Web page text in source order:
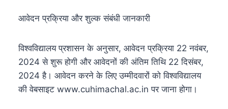
आवेदन प्रक्रिया और शुल्क संबंधी जानकारी
विश्वविद्यालय प्रशासन के अनुसार, आवेदन प्रक्रिया 22 नवंबर,
2024 से शुरू होगी और आवेदनों की अंतिम तिथि 22 दिसंबर,
2024 है। आवेदन करने के लिए उम्मीदवारों को विश्वविद्यालय
की वेबसाइट www.cuhimachal.ac.in पर जाना होगा।